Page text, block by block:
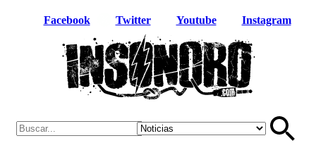
Facebook Twitter Youtube Instagram